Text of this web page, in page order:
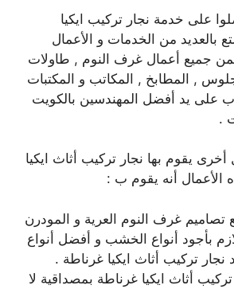
على خدمة نجار تركيب ايكيا
بالعديد من الخدمات و الأعمال
جميع أعمال غرف النوم , طاولات
, المطابخ , المكاتب و المكتبات
على يد أفضل المهندسين بالكويت
.
يقوم بها نجار تركيب أثاث ايكيا
الأعمال أنه يقوم ب :
تصاميم غرف النوم العرية و المودرن
بأجود أنواع الخشب و أفضل أنواع
نجار تركيب أثاث ايكيا غرناطة .
أثاث ايكيا غرناطة بمصداقية لا